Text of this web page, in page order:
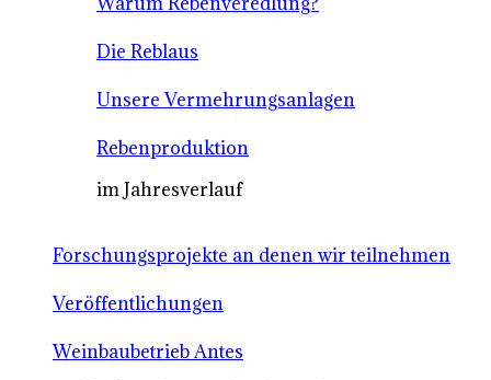
Die Reblaus
Unsere Vermehrungsanlagen
Rebenproduktion
im Jahresverlauf
Forschungsprojekte an denen wir teilnehmen
Veröffentlichungen
Weinbaubetrieb Antes